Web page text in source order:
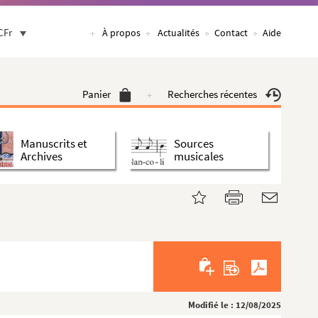
À propos Actualités Contact Aide
Panier Recherches récentes
Manuscrits et
Archives
Sources
musicales
Modifié le : 12/08/2025